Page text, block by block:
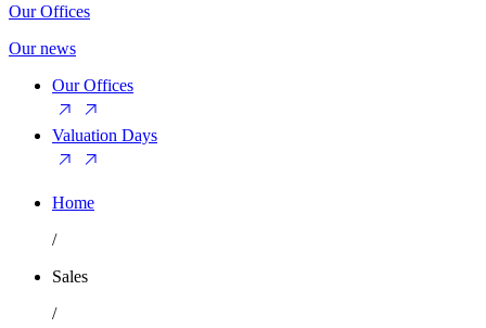
Our Offices
Our news
Our Offices
Valuation Days
Home
/
Sales
/